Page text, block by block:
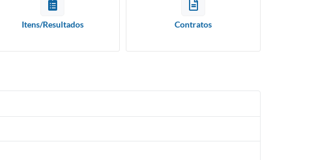
Itens/Resultados Contratos